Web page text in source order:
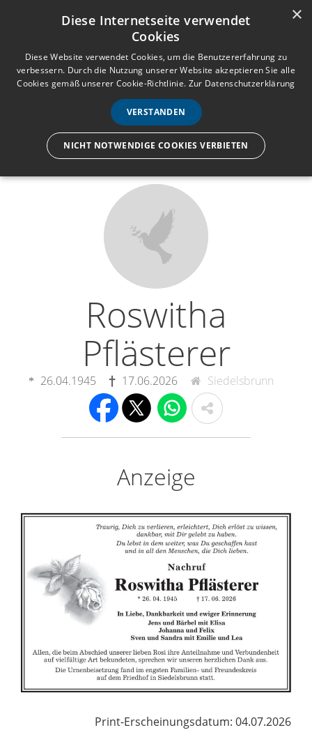
Anmelden Registrieren
e
n
ü
Wir lassen nur die Hand los,
Roswitha
Pflästerer
26.04.1945 17.06.2026 Siedelsbrunn
Anzeige
Print-Erscheinungsdatum: 04.07.2026
×
Diese Internetseite verwendet
Cookies
Diese Website verwendet Cookies, um die Benutzererfahrung zu
verbessern. Durch die Nutzung unserer Website akzeptieren Sie alle
Cookies gemäß unserer Cookie-Richtlinie. Zur Datenschutzerklärung
VERSTANDEN
NICHT NOTWENDIGE COOKIES VERBIETEN